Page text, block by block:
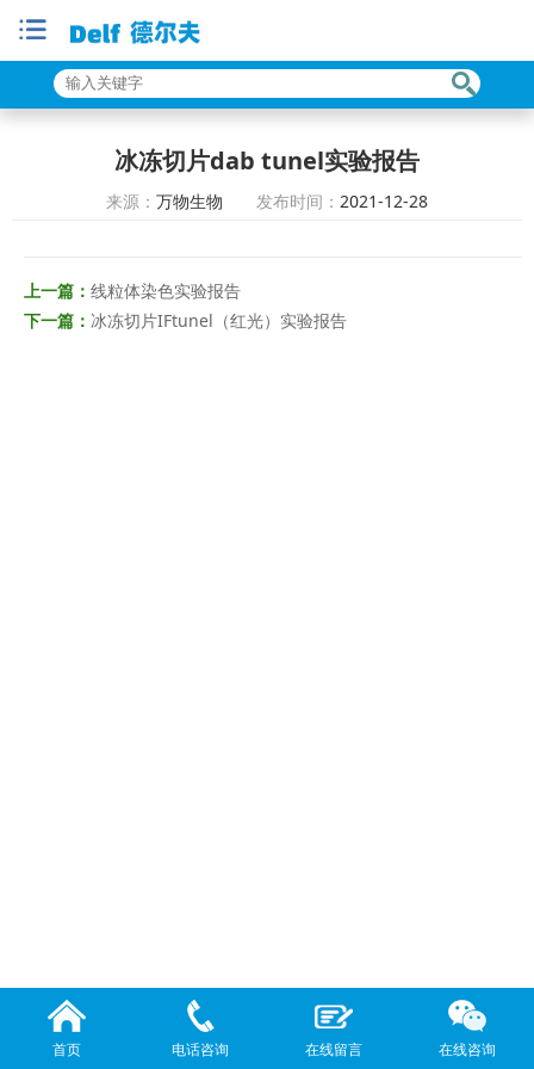
冰冻切片dab tunel实验报告
来源： 万物生物 发布时间： 2021-12-28
上一篇： 线粒体染色实验报告
下一篇： 冰冻切片IFtunel（红光）实验报告
首页 电话咨询 在线留言 在线咨询